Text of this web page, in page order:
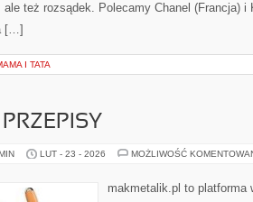
ale też rozsądek. Polecamy Chanel (Francja)
[…]
I TATA
LUT - 23 - 2026 MOŻLIWOŚĆ
makmetalik.pl to platforma